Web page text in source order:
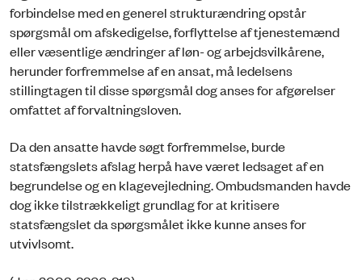
forbindelse med en generel strukturændring opstår
spørgsmål om afskedigelse, forflyttelse af tjenestemænd
eller væsentlige ændringer af løn- og arbejdsvilkårene,
herunder forfremmelse af en ansat, må ledelsens
stillingtagen til disse spørgsmål dog anses for afgørelser
omfattet af forvaltningsloven.
Da den ansatte havde søgt forfremmelse, burde
statsfængslets afslag herpå have været ledsaget af en
begrundelse og en klagevejledning. Ombudsmanden havde
dog ikke tilstrækkeligt grundlag for at kritisere
statsfængslet da spørgsmålet ikke kunne anses for
utvivlsomt.